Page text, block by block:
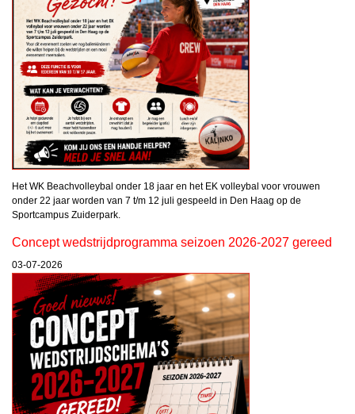
Het WK Beachvolleybal onder 18 jaar en het EK volleybal voor vrouwen
onder 22 jaar worden van 7 t/m 12 juli gespeeld in Den Haag op de
Sportcampus Zuiderpark.
Concept wedstrijdprogramma seizoen 2026-2027 gereed
03-07-2026